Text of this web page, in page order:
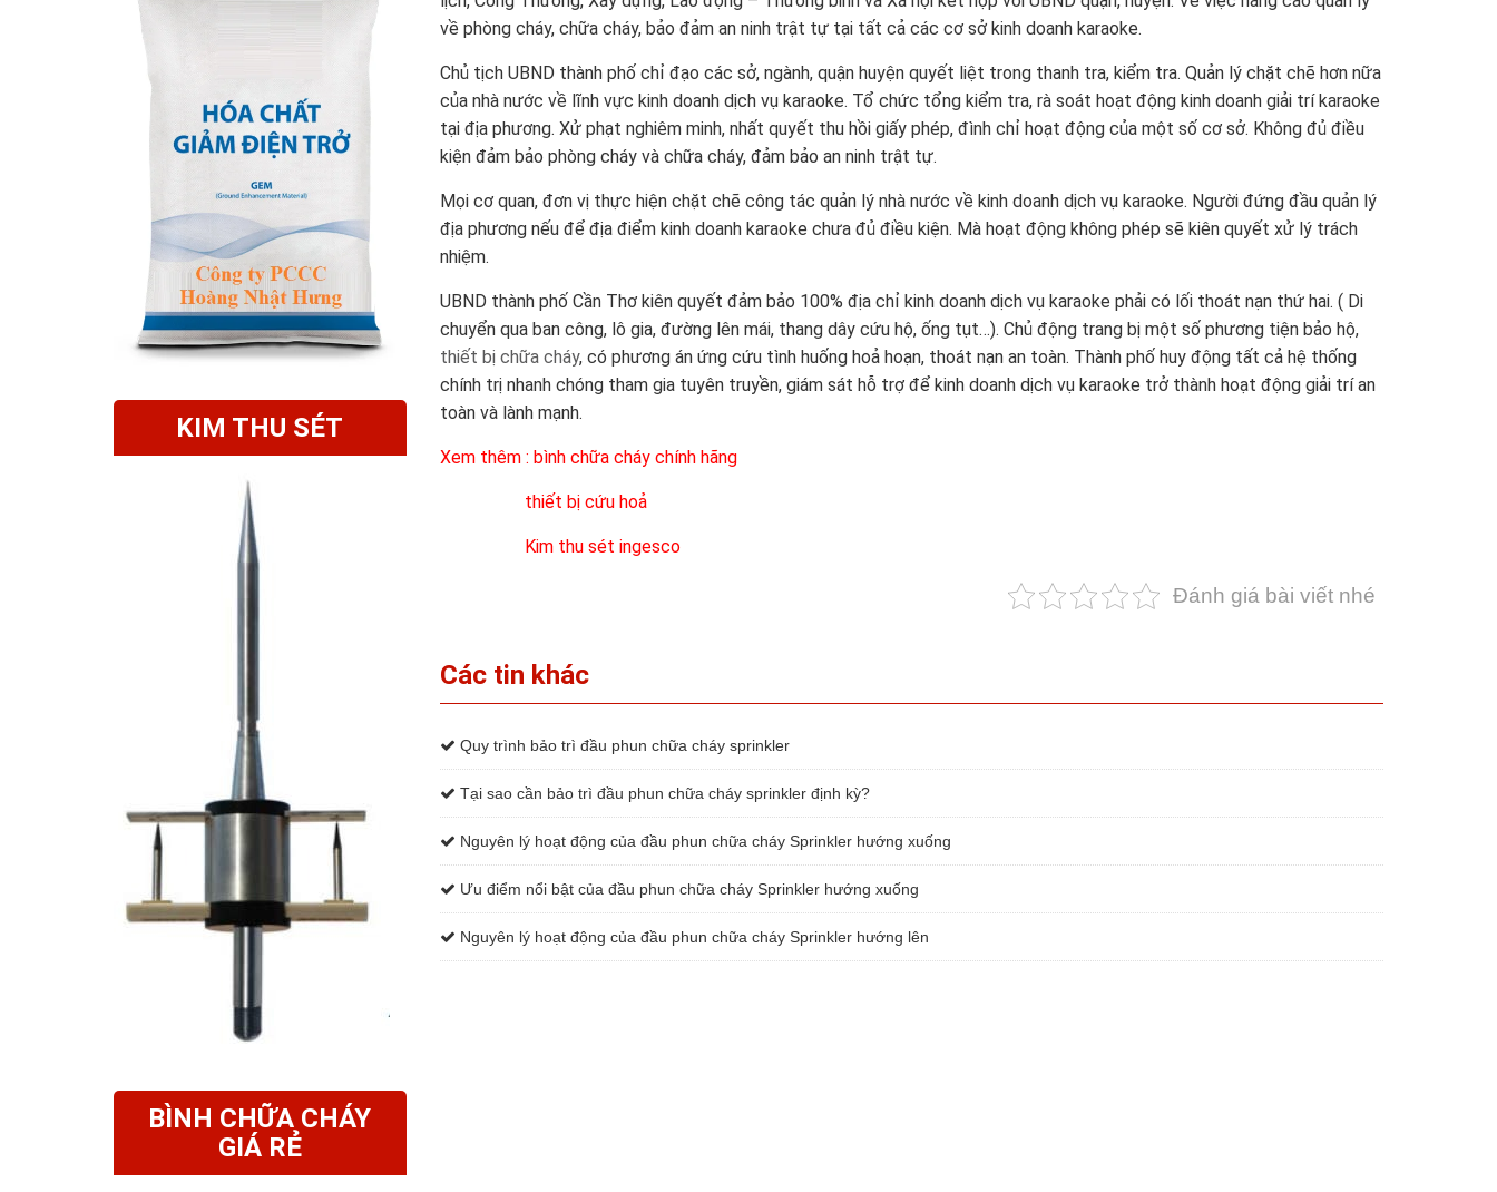
về phòng cháy, chữa cháy, bảo đảm an ninh trật tự tại tất cả các cơ sở kinh doanh karaoke.
Chủ tịch UBND thành phố chỉ đạo các sở, ngành, quận huyện quyết liệt trong thanh tra, kiểm tra. Quản lý chặt chẽ hơn nữa
của nhà nước về lĩnh vực kinh doanh dịch vụ karaoke. Tổ chức tổng kiểm tra, rà soát hoạt động kinh doanh giải trí karaoke
tại địa phương. Xử phạt nghiêm minh, nhất quyết thu hồi giấy phép, đình chỉ hoạt động của một số cơ sở. Không đủ điều
kiện đảm bảo phòng cháy và chữa cháy, đảm bảo an ninh trật tự.
Mọi cơ quan, đơn vị thực hiện chặt chẽ công tác quản lý nhà nước về kinh doanh dịch vụ karaoke. Người đứng đầu quản lý
địa phương nếu để địa điểm kinh doanh karaoke chưa đủ điều kiện. Mà hoạt động không phép sẽ kiên quyết xử lý trách
nhiệm.
UBND thành phố Cần Thơ kiên quyết đảm bảo 100% địa chỉ kinh doanh dịch vụ karaoke phải có lối thoát nạn thứ hai. ( Di
chuyển qua ban công, lô gia, đường lên mái, thang dây cứu hộ, ống tụt…). Chủ động trang bị một số phương tiện bảo hộ,
thiết bị chữa cháy, có phương án ứng cứu tình huống hoả hoạn, thoát nạn an toàn. Thành phố huy động tất cả hệ thống
chính trị nhanh chóng tham gia tuyên truyền, giám sát hỗ trợ để kinh doanh dịch vụ karaoke trở thành hoạt động giải trí an
toàn và lành mạnh.
Xem thêm : bình chữa cháy chính hãng
thiết bị cứu hoả
Kim thu sét ingesco
Đánh giá bài viết nhé
Các tin khác
Quy trình bảo trì đầu phun chữa cháy sprinkler
Tại sao cần bảo trì đầu phun chữa cháy sprinkler định kỳ?
Nguyên lý hoạt động của đầu phun chữa cháy Sprinkler hướng xuống
Ưu điểm nổi bật của đầu phun chữa cháy Sprinkler hướng xuống
Nguyên lý hoạt động của đầu phun chữa cháy Sprinkler hướng lên
KIM THU SÉT
BÌNH CHỮA CHÁY
GIÁ RẺ